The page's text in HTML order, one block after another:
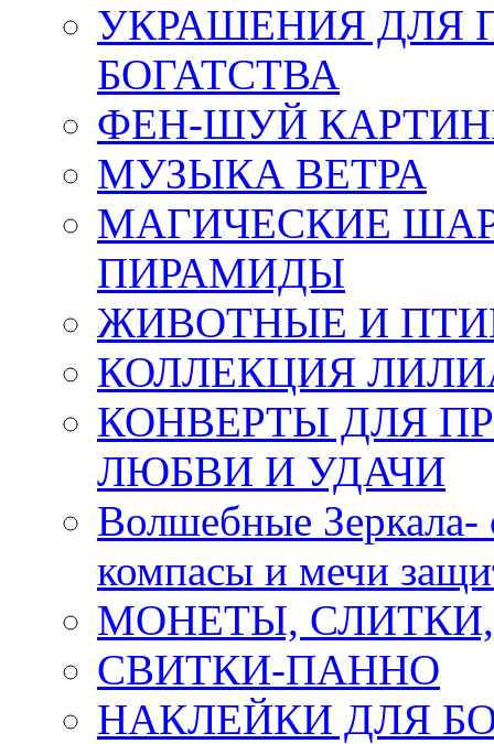
УКРАШЕНИЯ ДЛЯ
БОГАТСТВА
ФЕН-ШУЙ
МУЗЫКА ВЕТРА
МАГИЧЕСКИЕ
ПИРАМИДЫ
ЖИВОТНЫЕ И
КОЛЛЕКЦИЯ
КОНВЕРТЫ ДЛЯ
ЛЮБВИ И УДАЧИ
Волшебные Зеркала-
компасы и мечи
МОНЕТЫ,
СВИТКИ-ПАННО
НАКЛЕЙКИ ДЛЯ